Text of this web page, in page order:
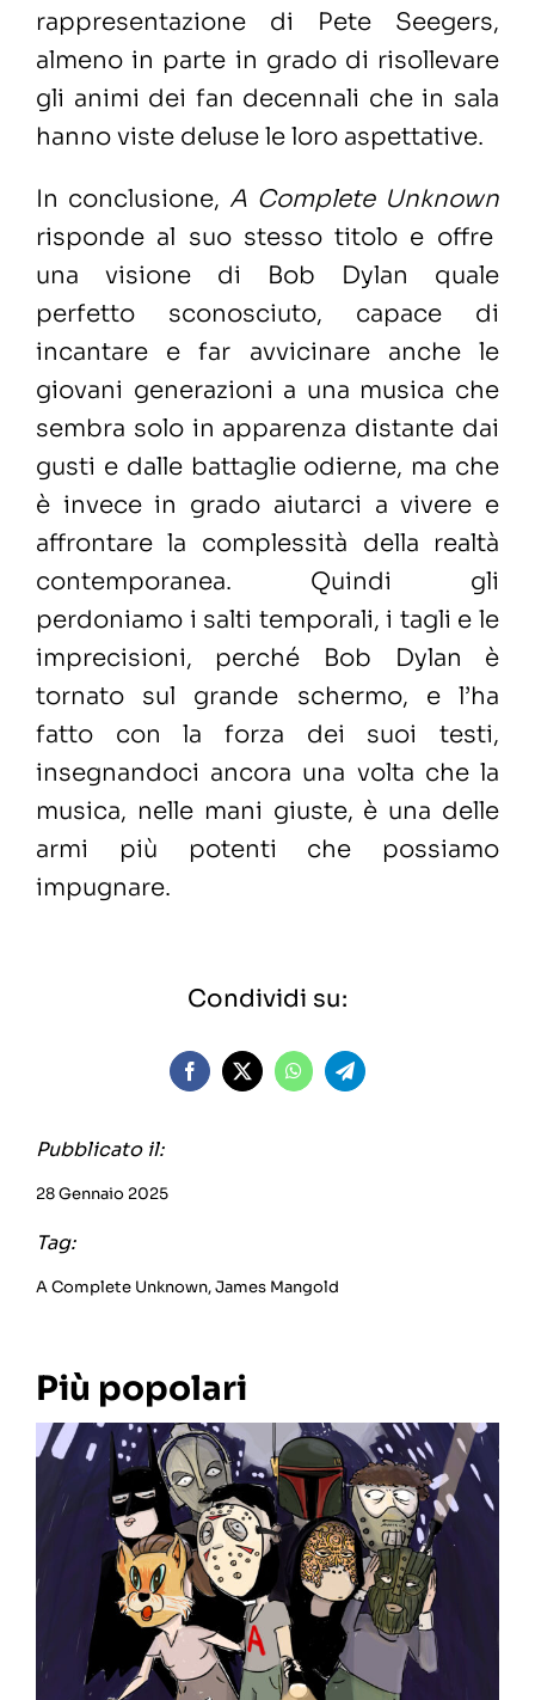
rappresentazione di Pete Seegers,
almeno in parte in grado di risollevare
gli animi dei fan decennali che in sala
hanno viste deluse le loro aspettative.
In conclusione, A Complete Unknown
risponde al suo stesso titolo e offre
una visione di Bob Dylan quale
perfetto sconosciuto, capace di
incantare e far avvicinare anche le
giovani generazioni a una musica che
sembra solo in apparenza distante dai
gusti e dalle battaglie odierne, ma che
è invece in grado aiutarci a vivere e
affrontare la complessità della realtà
contemporanea. Quindi gli
perdoniamo i salti temporali, i tagli e le
imprecisioni, perché Bob Dylan è
tornato sul grande schermo, e l’ha
fatto con la forza dei suoi testi,
insegnandoci ancora una volta che la
musica, nelle mani giuste, è una delle
armi più potenti che possiamo
impugnare.
Condividi su:
Pubblicato il:
28 Gennaio 2025
Tag:
A Complete Unknown,James Mangold
Più popolari